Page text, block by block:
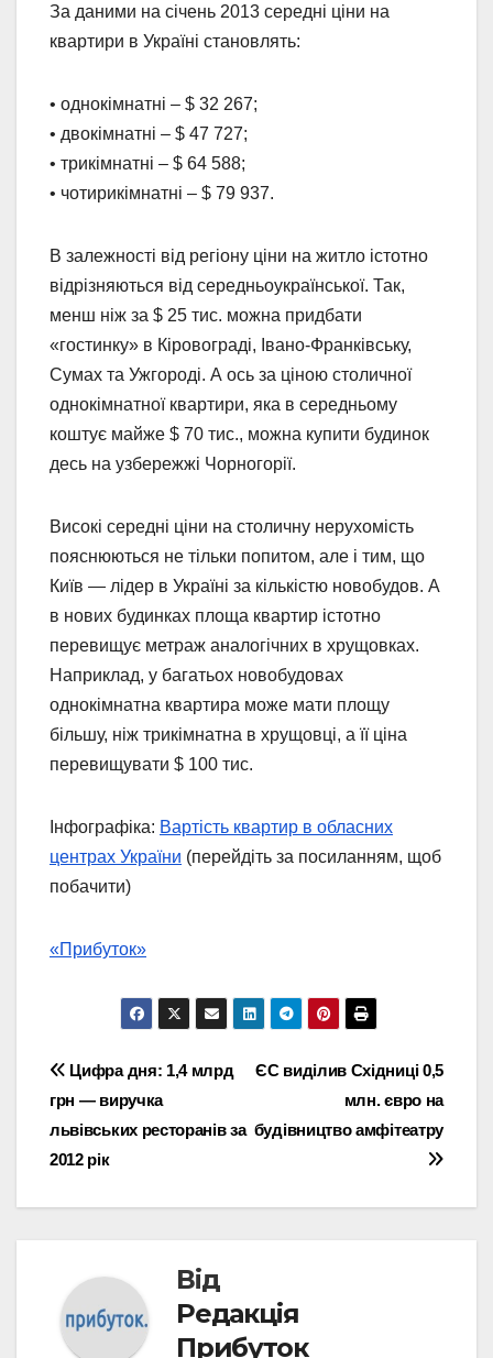
За даними на січень 2013 середні ціни на
квартири в Україні становлять:
• однокімнатні – $ 32 267;
• двокімнатні – $ 47 727;
• трикімнатні – $ 64 588;
• чотирикімнатні – $ 79 937.
В залежності від регіону ціни на житло істотно
відрізняються від середньоукраїнської. Так,
менш ніж за $ 25 тис. можна придбати
«гостинку» в Кіровограді, Івано-Франківську,
Сумах та Ужгороді. А ось за ціною столичної
однокімнатної квартири, яка в середньому
коштує майже $ 70 тис., можна купити будинок
десь на узбережжі Чорногорії.
Високі середні ціни на столичну нерухомість
пояснюються не тільки попитом, але і тим, що
Київ — лідер в Україні за кількістю новобудов. А
в нових будинках площа квартир істотно
перевищує метраж аналогічних в хрущовках.
Наприклад, у багатьох новобудовах
однокімнатна квартира може мати площу
більшу, ніж трикімнатна в хрущовці, а її ціна
перевищувати $ 100 тис.
Інфографіка: Вартість квартир в обласних
центрах України (перейдіть за посиланням, щоб
побачити)
«Прибуток»
Навігація
записів
ЄС виділив Східниці 0,5
млн. євро на
будівництво амфітеатру
Цифра дня: 1,4 млрд
грн — виручка
львівських ресторанів за
2012 рік
Від
Редакція
Прибуток